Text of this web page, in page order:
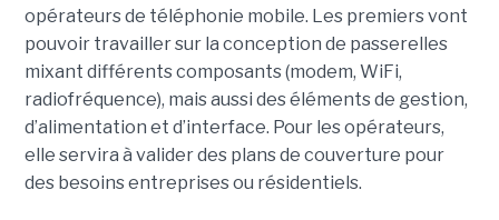
opérateurs de téléphonie mobile. Les premiers vont
pouvoir travailler sur la conception de passerelles
mixant différents composants (modem, WiFi,
radiofréquence), mais aussi des éléments de gestion,
d’alimentation et d’interface. Pour les opérateurs,
elle servira à valider des plans de couverture pour
des besoins entreprises ou résidentiels.